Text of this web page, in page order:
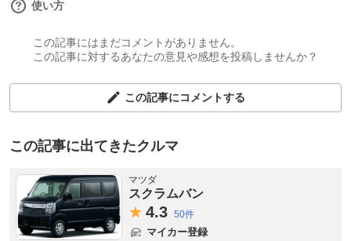
使い方
この記事にはまだコメントがありません。
この記事に対するあなたの意見や感想を投稿しませんか？
この記事にコメントする
この記事に出てきたクルマ
マツダ
スクラムバン
4.3 50件
マイカー登録